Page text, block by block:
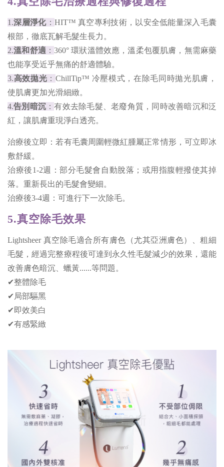
1.深層淨化： HIT™ 真空專利技術，以安全低能量深入毛囊
根部，徹底瓦解毛髮生長力。
2.溫和舒適：360° 環狀溫體效應，溫柔包覆肌膚，無需麻藥
也能享受近乎無痛的舒適體驗。
3.高效拋光 ：ChillTip™ 冷壓模式，在除毛同時拋光肌膚，
使肌膚更加光滑細緻。
4.告別暗沉 ：有效去除毛髮、老廢角質，同時改善暗沉和泛
紅，讓肌膚重現淨白透亮。
治療後立即：若有毛囊周圍輕微紅腫屬正常情形，可立即冰
敷舒緩。
治療後1-2週：部分毛髮會自動脫落；或用指腹輕撥使其掉
落。重新長出的毛髮會變細。
治療後3-4週：可進行下一次除毛。
5.真空除毛效果
Lightsheer 真空除毛適合所有膚色（尤其亞洲膚色）、粗細
毛髮，經過完整療程後可達到永久性毛髮減少的效果，還能
改善膚色暗沉、蠟黃......等問題。
✔整體除毛
✔局部驅黑
✔即效美白
✔有感緊緻